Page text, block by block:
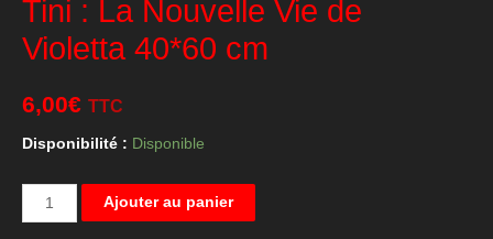
Tini : La Nouvelle Vie de
Violetta 40*60 cm
6,00€ TTC
Disponibilité : Disponible
quantité
de
Ajouter au panier